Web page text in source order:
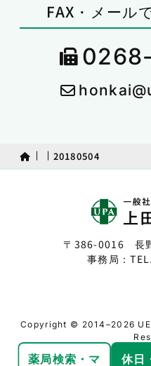
FAX・メール
20180504
薬局検索・ マ 休日
〒386-0016 長
事務局：
Copyright © 2014–2026